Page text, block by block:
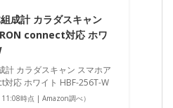
成計 カラダスキャン
connect対応 ホワ
計 カラダスキャン スマホア
応 ホワイト HBF-256T-W
時点 | Amazon調べ）